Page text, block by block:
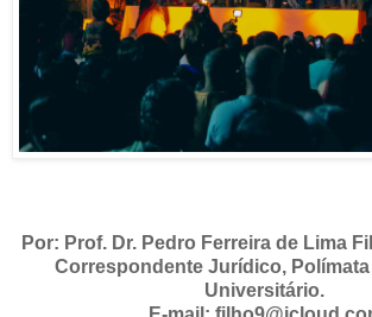
Por: Prof. Dr. Pedro Ferreira de Lima
Correspondente Jurídico,
Universitário.